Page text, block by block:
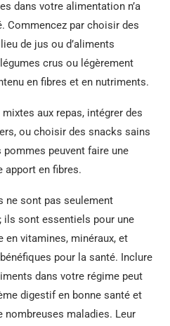
dans votre alimentation n’a
Commencez par choisir des
de jus ou d’aliments
crus ou légèrement
en fibres et en nutriments.
aux repas, intégrer des
ou choisir des snacks sains
peuvent faire une
apport en fibres.
ne sont pas seulement
ils sont essentiels pour une
vitamines, minéraux, et
pour la santé. Inclure
dans votre régime peut
digestif en bonne santé et
nombreuses maladies. Leur